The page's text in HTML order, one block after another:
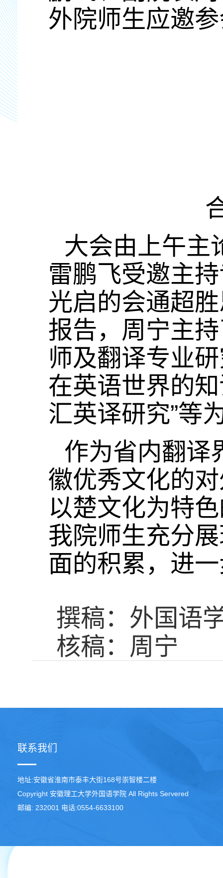
外院师生应邀
大会由上午主
雷鹏飞受邀主
光启的会通超
报告，周宁主
师及翻译专业
在英语世界的
汇英译研究”等
作为省内翻译
徽优秀文化的
以楚文化为特
我院师生充分
面的积累，进
撰稿：外国语
核稿：周宁
联系我们
地址:安徽省淮南市泰丰大街168号崇智楼二楼
Copyright 安徽理工大学外国语学院 All Rights Servered
邮编: 232001 电话:0554-6633100